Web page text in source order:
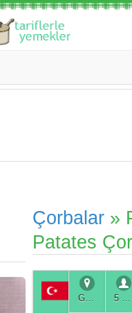
Çorbalar»
Patates
Genel